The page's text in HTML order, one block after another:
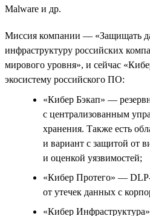
Malware и др.
Миссия компании — «Защищать
инфраструктуру российских
мирового уровня», и сейчас
экосистему российского ПО:
«Кибер Бэкап» —
с централизованным
хранения. Также есть
и вариант с защитой от
и оценкой уязвимостей;
«Кибер Протего» —
от утечек данных с
«Кибер